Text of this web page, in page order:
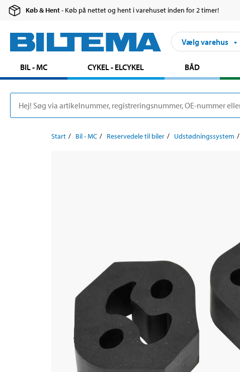
Køb & Hent- Køb på nettet og hent i varehuset inden for 2 timer!
Vælg varehus
BIL - MC CYKEL - ELCYKEL BÅD
Start Bil - MC Reservedele til biler Udstødningssystem